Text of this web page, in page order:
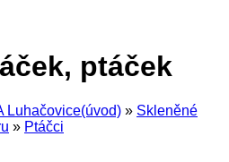
ptáček
Luhačovice(úvod) » Skleněné
» Ptáčci